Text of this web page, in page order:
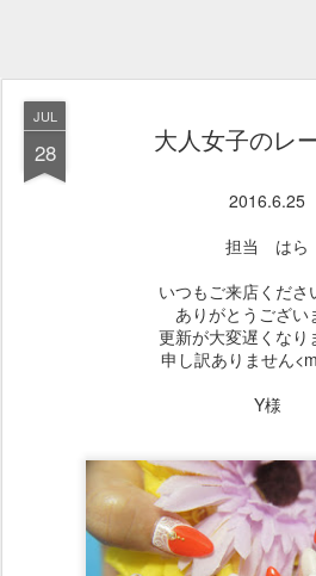
JUL
28 大人女子のレ
2016.6.25
担当 はら
いつもご来店くださ
ありがとうござ
更新が大変遅くなり
申し訳ありません
Y様